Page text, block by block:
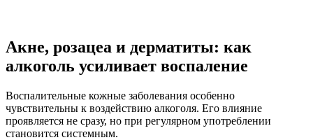
Акне, розацеа и дерматиты: как
алкоголь усиливает воспаление
Воспалительные кожные заболевания особенно
чувствительны к воздействию алкоголя. Его влияние
проявляется не сразу, но при регулярном употреблении
становится системным.